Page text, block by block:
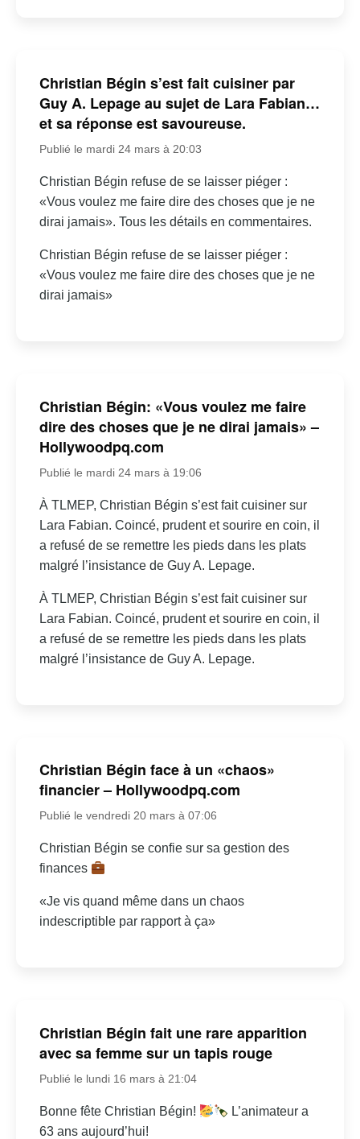
Christian Bégin s’est fait cuisiner par
Guy A. Lepage au sujet de Lara Fabian…
et sa réponse est savoureuse.
Publié le mardi 24 mars à 20:03
Christian Bégin refuse de se laisser piéger :
«Vous voulez me faire dire des choses que je ne
dirai jamais». Tous les détails en commentaires.
Christian Bégin refuse de se laisser piéger :
«Vous voulez me faire dire des choses que je ne
dirai jamais»
Christian Bégin: «Vous voulez me faire
dire des choses que je ne dirai jamais» –
Hollywoodpq.com
Publié le mardi 24 mars à 19:06
À TLMEP, Christian Bégin s’est fait cuisiner sur
Lara Fabian. Coincé, prudent et sourire en coin, il
a refusé de se remettre les pieds dans les plats
malgré l’insistance de Guy A. Lepage.
À TLMEP, Christian Bégin s’est fait cuisiner sur
Lara Fabian. Coincé, prudent et sourire en coin, il
a refusé de se remettre les pieds dans les plats
malgré l’insistance de Guy A. Lepage.
Christian Bégin face à un «chaos»
financier – Hollywoodpq.com
Publié le vendredi 20 mars à 07:06
Christian Bégin se confie sur sa gestion des
finances
«Je vis quand même dans un chaos
indescriptible par rapport à ça»
Christian Bégin fait une rare apparition
avec sa femme sur un tapis rouge
Publié le lundi 16 mars à 21:04
Bonne fête Christian Bégin!
L’animateur a
63 ans aujourd’hui!